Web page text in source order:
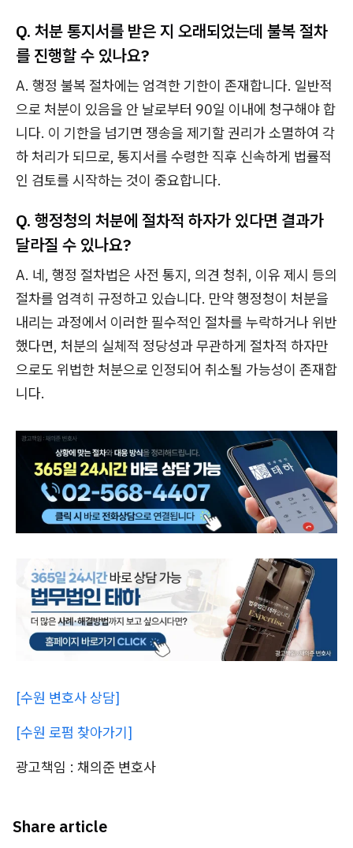
Q. 처분 통지서를 받은 지 오래되었는데 불복 절차
를 진행할 수 있나요?
A. 행정 불복 절차에는 엄격한 기한이 존재합니다. 일반적
으로 처분이 있음을 안 날로부터 90일 이내에 청구해야 합
니다. 이 기한을 넘기면 쟁송을 제기할 권리가 소멸하여 각
하 처리가 되므로, 통지서를 수령한 직후 신속하게 법률적
인 검토를 시작하는 것이 중요합니다.
Q. 행정청의 처분에 절차적 하자가 있다면 결과가
달라질 수 있나요?
A. 네, 행정 절차법은 사전 통지, 의견 청취, 이유 제시 등의
절차를 엄격히 규정하고 있습니다. 만약 행정청이 처분을
내리는 과정에서 이러한 필수적인 절차를 누락하거나 위반
했다면, 처분의 실체적 정당성과 무관하게 절차적 하자만
으로도 위법한 처분으로 인정되어 취소될 가능성이 존재합
니다.
[수원 변호사 상담]
[수원 로펌 찾아가기]
광고책임 : 채의준 변호사
Share article